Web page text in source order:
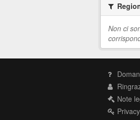
Non ci
Note
Privacy